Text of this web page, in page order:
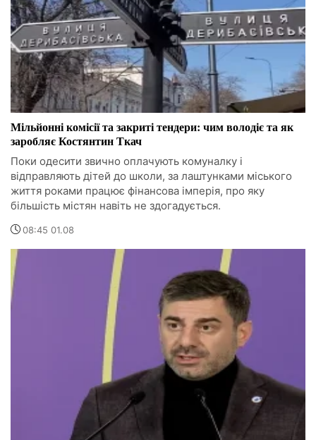
Мільйонні комісії та закриті тендери: чим володіє та як
заробляє Костянтин Ткач
Поки одесити звично оплачують комуналку і
відправляють дітей до школи, за лаштунками міського
життя роками працює фінансова імперія, про яку
більшість містян навіть не здогадується.
08:45 01.08